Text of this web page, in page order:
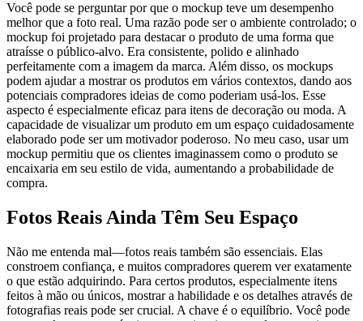
Você pode se perguntar por que o mockup teve um desempenho
melhor que a foto real. Uma razão pode ser o ambiente controlado; o
mockup foi projetado para destacar o produto de uma forma que
atraísse o público-alvo. Era consistente, polido e alinhado
perfeitamente com a imagem da marca. Além disso, os mockups
podem ajudar a mostrar os produtos em vários contextos, dando aos
potenciais compradores ideias de como poderiam usá-los. Esse
aspecto é especialmente eficaz para itens de decoração ou moda. A
capacidade de visualizar um produto em um espaço cuidadosamente
elaborado pode ser um motivador poderoso. No meu caso, usar um
mockup permitiu que os clientes imaginassem como o produto se
encaixaria em seu estilo de vida, aumentando a probabilidade de
compra.
Fotos Reais Ainda Têm Seu Espaço
Não me entenda mal—fotos reais também são essenciais. Elas
constroem confiança, e muitos compradores querem ver exatamente
o que estão adquirindo. Para certos produtos, especialmente itens
feitos à mão ou únicos, mostrar a habilidade e os detalhes através de
fotografias reais pode ser crucial. A chave é o equilíbrio. Você pode